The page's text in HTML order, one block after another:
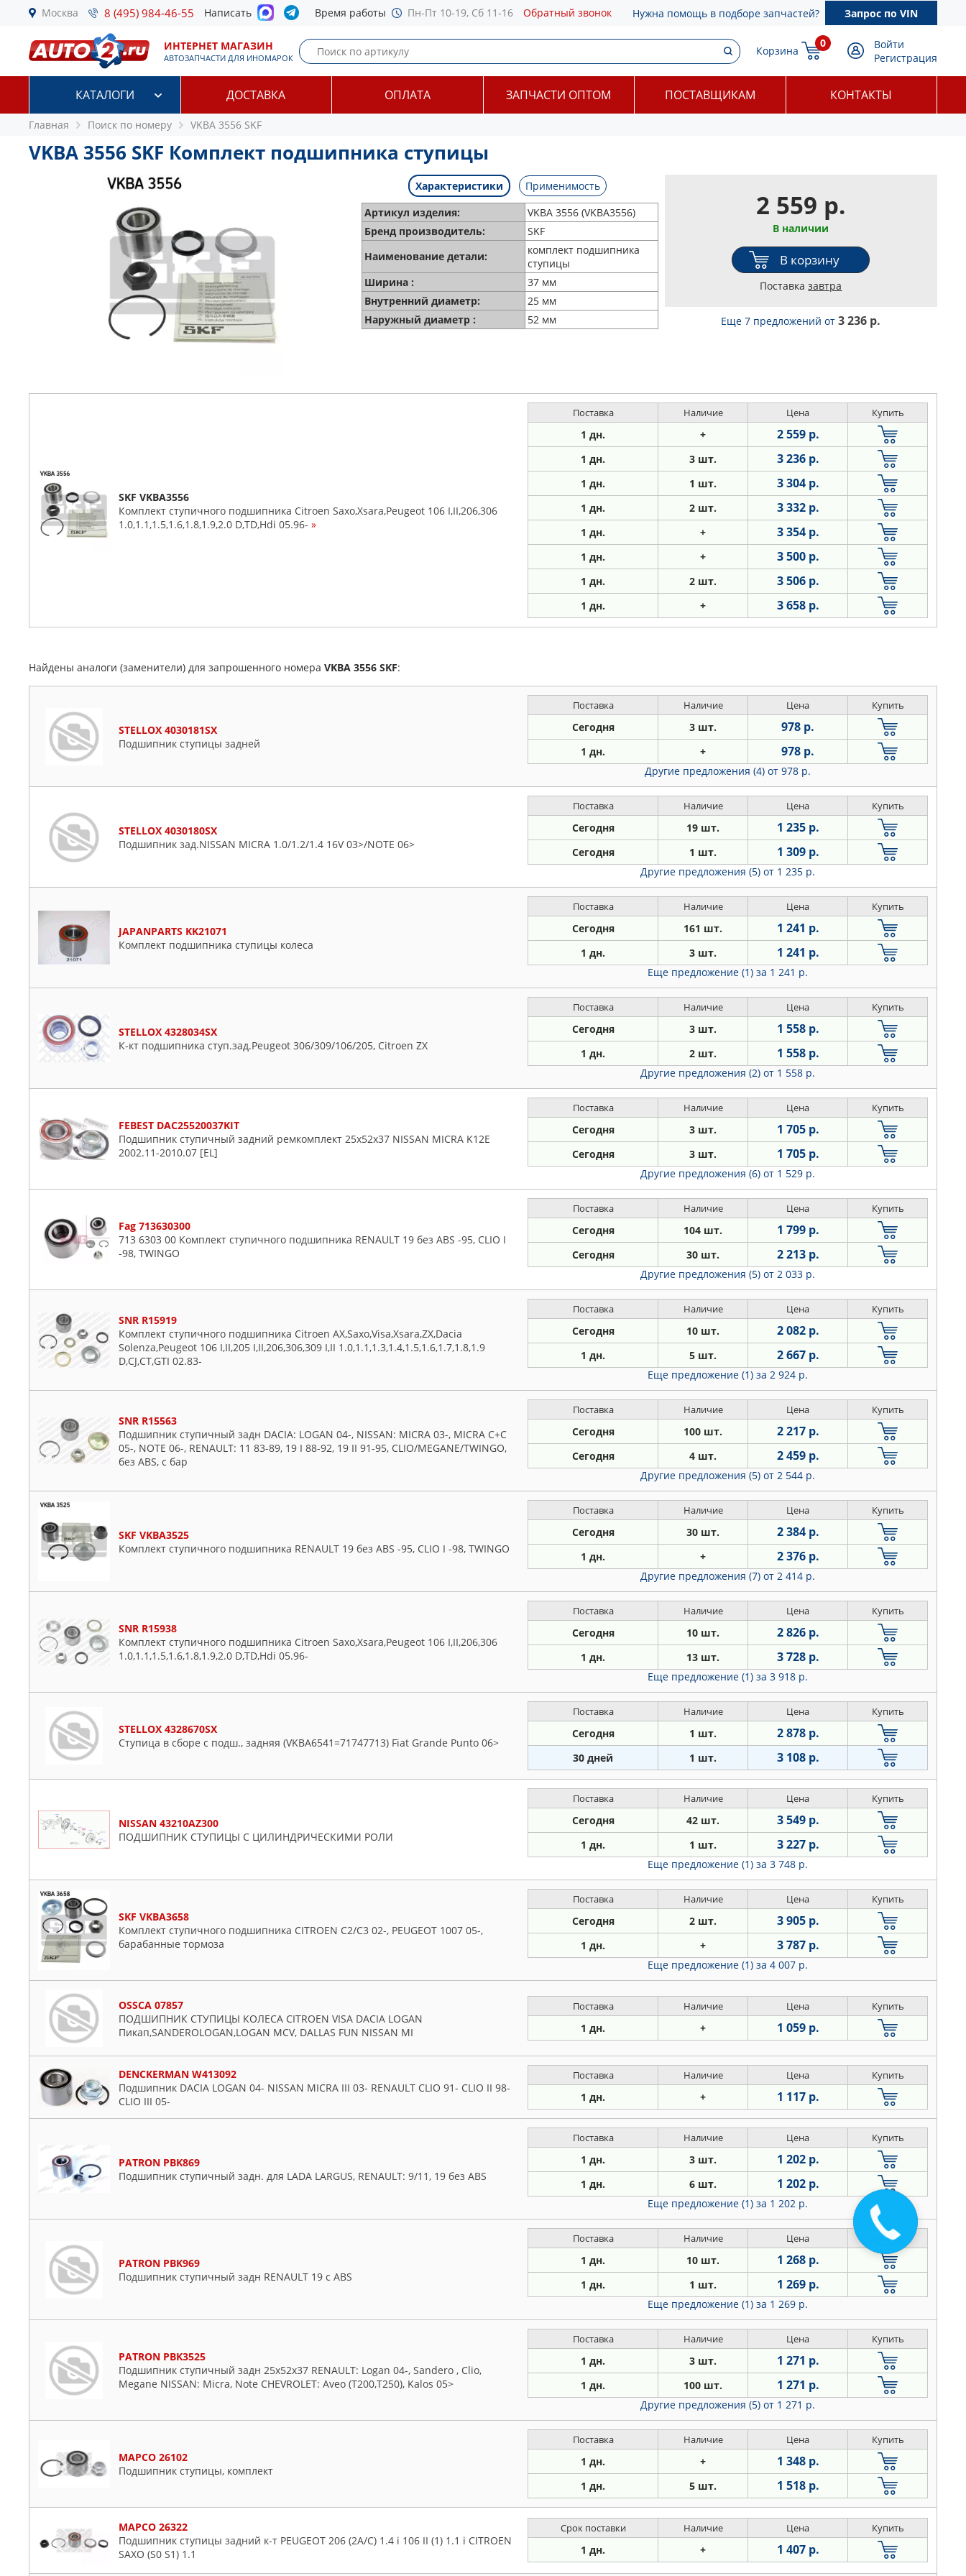
Москва 8 (495) 984-46-55 Написать Время работы Пн-Пт 10-19, Сб 11-16 Обратный звонок Нужна помощь в подборе запчастей? Запрос по VIN
ИНТЕРНЕТ МАГАЗИН
АВТОЗАПЧАСТИ ДЛЯ ИНОМАРОК
Корзина
0
Войти
Регистрация
КАТАЛОГИ ДОСТАВКА ОПЛАТА ЗАПЧАСТИ ОПТОМ ПОСТАВЩИКАМ КОНТАКТЫ
Главная Поиск по номеру VKBA 3556 SKF
VKBA 3556 SKF Комплект подшипника ступицы
Характеристики
Применимость
Артикул изделия:
VKBA 3556 (VKBA3556)
Бренд производитель:
SKF
Наименование детали:
комплект подшипника
ступицы
Ширина :
37 мм
Внутренний диаметр:
25 мм
Наружный диаметр :
52 мм
2 559 р.
В наличии
В корзину
Поставказавтра
Еще 7 предложенийот3 236 р.
SKF VKBA3556
Комплект ступичного подшипника Citroen Saxo,Xsara,Peugeot 106 I,II,206,306
1.0,1.1,1.5,1.6,1.8,1.9,2.0 D,TD,Hdi 05.96- »
Поставка Наличие Цена Купить
1 дн. + 2 559 р.
1 дн. 3 шт. 3 236 р.
1 дн. 1 шт. 3 304 р.
1 дн. 2 шт. 3 332 р.
1 дн. + 3 354 р.
1 дн. + 3 500 р.
1 дн. 2 шт. 3 506 р.
1 дн. + 3 658 р.
Найдены аналоги (заменители) для запрошенного номера VKBA 3556 SKF:
STELLOX 4030181SX
Подшипник ступицы задней
Поставка Наличие Цена Купить
Сегодня 3 шт. 978 р.
1 дн. + 978 р.
Другие предложения (4) от 978 р.
STELLOX 4030180SX
Подшипник зад.NISSAN MICRA 1.0/1.2/1.4 16V 03>/NOTE 06>
Поставка Наличие Цена Купить
Сегодня 19 шт. 1 235 р.
Сегодня 1 шт. 1 309 р.
Другие предложения (5) от 1 235 р.
JAPANPARTS KK21071
Комплект подшипника ступицы колеса
Поставка Наличие Цена Купить
Сегодня 161 шт. 1 241 р.
1 дн. 3 шт. 1 241 р.
Еще предложение (1) за 1 241 р.
STELLOX 4328034SX
К-кт подшипника ступ.зад.Peugeot 306/309/106/205, Citroen ZX
Поставка Наличие Цена Купить
Сегодня 3 шт. 1 558 р.
1 дн. 2 шт. 1 558 р.
Другие предложения (2) от 1 558 р.
FEBEST DAC25520037KIT
Подшипник ступичный задний ремкомплект 25x52x37 NISSAN MICRA K12E
2002.11-2010.07 [EL]
Поставка Наличие Цена Купить
Сегодня 3 шт. 1 705 р.
Сегодня 3 шт. 1 705 р.
Другие предложения (6) от 1 529 р.
Fag 713630300
713 6303 00 Комплект ступичного подшипника RENAULT 19 без ABS -95, CLIO I
-98, TWINGO
Поставка Наличие Цена Купить
Сегодня 104 шт. 1 799 р.
Сегодня 30 шт. 2 213 р.
Другие предложения (5) от 2 033 р.
SNR R15919
Комплект ступичного подшипника Citroen AX,Saxo,Visa,Xsara,ZX,Dacia
Solenza,Peugeot 106 I,II,205 I,II,206,306,309 I,II 1.0,1.1,1.3,1.4,1.5,1.6,1.7,1.8,1.9
D,CJ,CT,GTI 02.83-
Поставка Наличие Цена Купить
Сегодня 10 шт. 2 082 р.
1 дн. 5 шт. 2 667 р.
Еще предложение (1) за 2 924 р.
SNR R15563
Подшипник ступичный задн DACIA: LOGAN 04-, NISSAN: MICRA 03-, MICRA C+C
05-, NOTE 06-, RENAULT: 11 83-89, 19 I 88-92, 19 II 91-95, CLIO/MEGANE/TWINGO,
без ABS, с бар
Поставка Наличие Цена Купить
Сегодня 100 шт. 2 217 р.
Сегодня 4 шт. 2 459 р.
Другие предложения (5) от 2 544 р.
SKF VKBA3525
Комплект ступичного подшипника RENAULT 19 без ABS -95, CLIO I -98, TWINGO
Поставка Наличие Цена Купить
Сегодня 30 шт. 2 384 р.
1 дн. + 2 376 р.
Другие предложения (7) от 2 414 р.
SNR R15938
Комплект ступичного подшипника Citroen Saxo,Xsara,Peugeot 106 I,II,206,306
1.0,1.1,1.5,1.6,1.8,1.9,2.0 D,TD,Hdi 05.96-
Поставка Наличие Цена Купить
Сегодня 10 шт. 2 826 р.
1 дн. 13 шт. 3 728 р.
Еще предложение (1) за 3 918 р.
STELLOX 4328670SX
Ступица в сборе с подш., задняя (VKBA6541=71747713) Fiat Grande Punto 06>
Поставка Наличие Цена Купить
Сегодня 1 шт. 2 878 р.
30 дней 1 шт. 3 108 р.
NISSAN 43210AZ300
ПОДШИПНИК СТУПИЦЫ С ЦИЛИНДРИЧЕСКИМИ РОЛИ
Поставка Наличие Цена Купить
Сегодня 42 шт. 3 549 р.
1 дн. 1 шт. 3 227 р.
Еще предложение (1) за 3 748 р.
SKF VKBA3658
Комплект ступичного подшипника CITROEN C2/C3 02-, PEUGEOT 1007 05-,
барабанные тормоза
Поставка Наличие Цена Купить
Сегодня 2 шт. 3 905 р.
1 дн. + 3 787 р.
Еще предложение (1) за 4 007 р.
OSSCA 07857
ПОДШИПНИК СТУПИЦЫ КОЛЕСА CITROEN VISA DACIA LOGAN
Пикап,SANDEROLOGAN,LOGAN MCV, DALLAS FUN NISSAN MI
Поставка Наличие Цена Купить
1 дн. + 1 059 р.
DENCKERMAN W413092
Подшипник DACIA LOGAN 04- NISSAN MICRA III 03- RENAULT CLIO 91- CLIO II 98-
CLIO III 05-
Поставка Наличие Цена Купить
1 дн. + 1 117 р.
PATRON PBK869
Подшипник ступичный задн. для LADA LARGUS, RENAULT: 9/11, 19 без ABS
Поставка Наличие Цена Купить
1 дн. 3 шт. 1 202 р.
1 дн. 6 шт. 1 202 р.
Еще предложение (1) за 1 202 р.
PATRON PBK969
Подшипник ступичный задн RENAULT 19 с ABS
Поставка Наличие Цена Купить
1 дн. 10 шт. 1 268 р.
1 дн. 1 шт. 1 269 р.
Еще предложение (1) за 1 269 р.
PATRON PBK3525
Подшипник ступичный задн 25x52x37 RENAULT: Logan 04-, Sandero , Clio,
Megane NISSAN: Micra, Note CHEVROLET: Aveo (T200,T250), Kalos 05>
Поставка Наличие Цена Купить
1 дн. 3 шт. 1 271 р.
1 дн. 100 шт. 1 271 р.
Другие предложения (5) от 1 271 р.
MAPCO 26102
Подшипник ступицы, комплект
Поставка Наличие Цена Купить
1 дн. + 1 348 р.
1 дн. 5 шт. 1 518 р.
MAPCO 26322
Подшипник ступицы задний к-т PEUGEOT 206 (2A/C) 1.4 i 106 II (1) 1.1 i CITROEN
SAXO (S0 S1) 1.1
Срок поставки Наличие Цена Купить
1 дн. + 1 407 р.